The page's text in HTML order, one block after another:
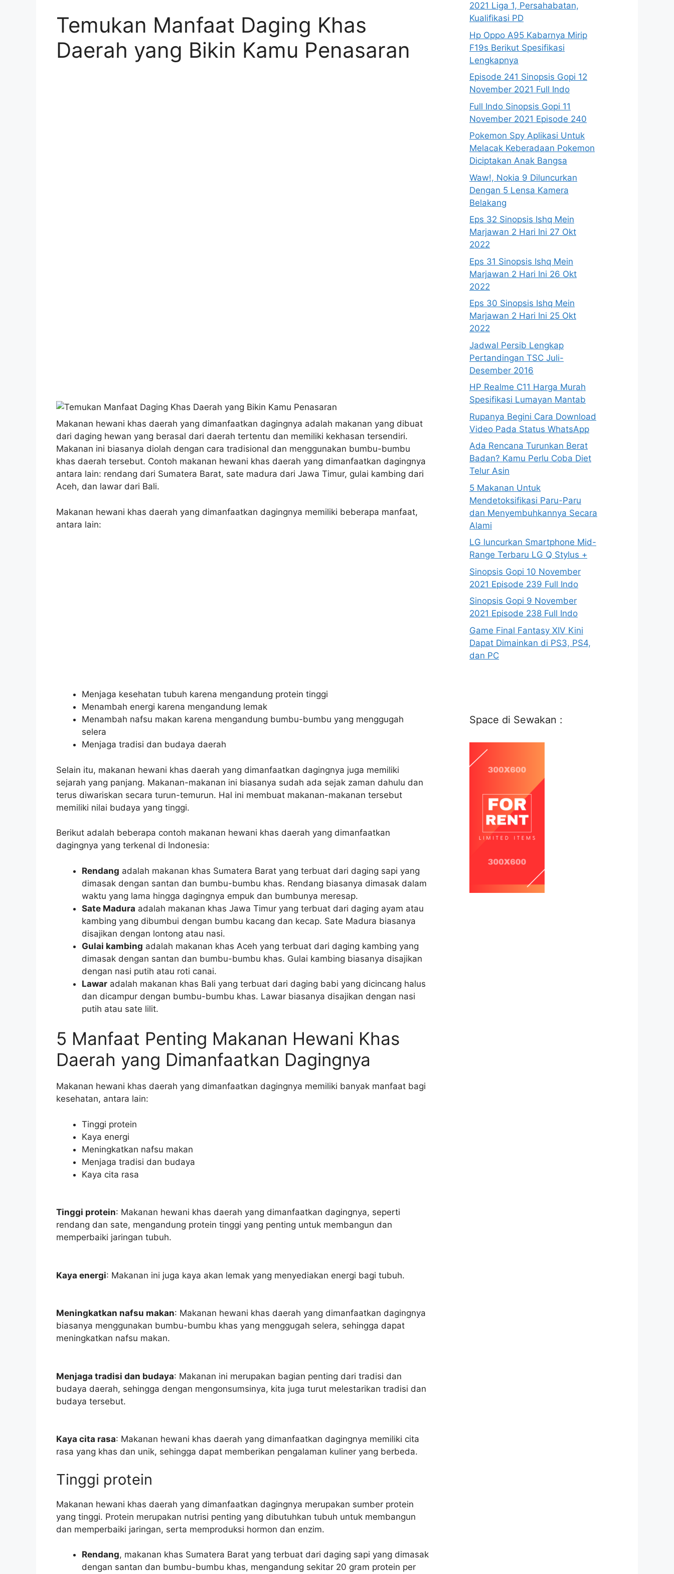
Temukan Manfaat Daging Khas
Daerah yang Bikin Kamu Penasaran
Makanan hewani khas daerah yang dimanfaatkan dagingnya adalah makanan yang dibuat
dari daging hewan yang berasal dari daerah tertentu dan memiliki kekhasan tersendiri.
Makanan ini biasanya diolah dengan cara tradisional dan menggunakan bumbu-bumbu
khas daerah tersebut. Contoh makanan hewani khas daerah yang dimanfaatkan dagingnya
antara lain: rendang dari Sumatera Barat, sate madura dari Jawa Timur, gulai kambing dari
Aceh, dan lawar dari Bali.
Makanan hewani khas daerah yang dimanfaatkan dagingnya memiliki beberapa manfaat,
antara lain:
Menjaga kesehatan tubuh karena mengandung protein tinggi
Menambah energi karena mengandung lemak
Menambah nafsu makan karena mengandung bumbu-bumbu yang menggugah
selera
Menjaga tradisi dan budaya daerah
Selain itu, makanan hewani khas daerah yang dimanfaatkan dagingnya juga memiliki
sejarah yang panjang. Makanan-makanan ini biasanya sudah ada sejak zaman dahulu dan
terus diwariskan secara turun-temurun. Hal ini membuat makanan-makanan tersebut
memiliki nilai budaya yang tinggi.
Berikut adalah beberapa contoh makanan hewani khas daerah yang dimanfaatkan
dagingnya yang terkenal di Indonesia:
Rendang adalah makanan khas Sumatera Barat yang terbuat dari daging sapi yang
dimasak dengan santan dan bumbu-bumbu khas. Rendang biasanya dimasak dalam
waktu yang lama hingga dagingnya empuk dan bumbunya meresap.
Sate Madura adalah makanan khas Jawa Timur yang terbuat dari daging ayam atau
kambing yang dibumbui dengan bumbu kacang dan kecap. Sate Madura biasanya
disajikan dengan lontong atau nasi.
Gulai kambing adalah makanan khas Aceh yang terbuat dari daging kambing yang
dimasak dengan santan dan bumbu-bumbu khas. Gulai kambing biasanya disajikan
dengan nasi putih atau roti canai.
Lawar adalah makanan khas Bali yang terbuat dari daging babi yang dicincang halus
dan dicampur dengan bumbu-bumbu khas. Lawar biasanya disajikan dengan nasi
putih atau sate lilit.
5 Manfaat Penting Makanan Hewani Khas
Daerah yang Dimanfaatkan Dagingnya
Makanan hewani khas daerah yang dimanfaatkan dagingnya memiliki banyak manfaat bagi
kesehatan, antara lain:
Tinggi protein
Kaya energi
Meningkatkan nafsu makan
Menjaga tradisi dan budaya
Kaya cita rasa
Tinggi protein: Makanan hewani khas daerah yang dimanfaatkan dagingnya, seperti
rendang dan sate, mengandung protein tinggi yang penting untuk membangun dan
memperbaiki jaringan tubuh.
Kaya energi: Makanan ini juga kaya akan lemak yang menyediakan energi bagi tubuh.
Meningkatkan nafsu makan: Makanan hewani khas daerah yang dimanfaatkan dagingnya
biasanya menggunakan bumbu-bumbu khas yang menggugah selera, sehingga dapat
meningkatkan nafsu makan.
Menjaga tradisi dan budaya: Makanan ini merupakan bagian penting dari tradisi dan
budaya daerah, sehingga dengan mengonsumsinya, kita juga turut melestarikan tradisi dan
budaya tersebut.
Kaya cita rasa: Makanan hewani khas daerah yang dimanfaatkan dagingnya memiliki cita
rasa yang khas dan unik, sehingga dapat memberikan pengalaman kuliner yang berbeda.
Tinggi protein
Makanan hewani khas daerah yang dimanfaatkan dagingnya merupakan sumber protein
yang tinggi. Protein merupakan nutrisi penting yang dibutuhkan tubuh untuk membangun
dan memperbaiki jaringan, serta memproduksi hormon dan enzim.
Rendang, makanan khas Sumatera Barat yang terbuat dari daging sapi yang dimasak
dengan santan dan bumbu-bumbu khas, mengandung sekitar 20 gram protein per
2021 Liga 1, Persahabatan,
Kualifikasi PD
Hp Oppo A95 Kabarnya Mirip
F19s Berikut Spesifikasi
Lengkapnya
Episode 241 Sinopsis Gopi 12
November 2021 Full Indo
Full Indo Sinopsis Gopi 11
November 2021 Episode 240
Pokemon Spy Aplikasi Untuk
Melacak Keberadaan Pokemon
Diciptakan Anak Bangsa
Waw!, Nokia 9 Diluncurkan
Dengan 5 Lensa Kamera
Belakang
Eps 32 Sinopsis Ishq Mein
Marjawan 2 Hari Ini 27 Okt
2022
Eps 31 Sinopsis Ishq Mein
Marjawan 2 Hari Ini 26 Okt
2022
Eps 30 Sinopsis Ishq Mein
Marjawan 2 Hari Ini 25 Okt
2022
Jadwal Persib Lengkap
Pertandingan TSC Juli-
Desember 2016
HP Realme C11 Harga Murah
Spesifikasi Lumayan Mantab
Rupanya Begini Cara Download
Video Pada Status WhatsApp
Ada Rencana Turunkan Berat
Badan? Kamu Perlu Coba Diet
Telur Asin
5 Makanan Untuk
Mendetoksifikasi Paru-Paru
dan Menyembuhkannya Secara
Alami
LG luncurkan Smartphone Mid-
Range Terbaru LG Q Stylus +
Sinopsis Gopi 10 November
2021 Episode 239 Full Indo
Sinopsis Gopi 9 November
2021 Episode 238 Full Indo
Game Final Fantasy XIV Kini
Dapat Dimainkan di PS3, PS4,
dan PC
Space di Sewakan :